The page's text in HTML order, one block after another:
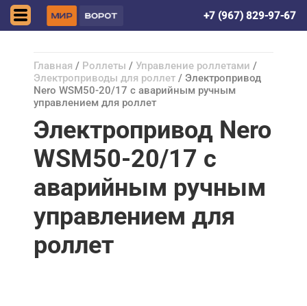
+7 (967) 829-97-67
Главная / Роллеты / Управление роллетами /
Электроприводы для роллет / Электропривод
Nero WSM50-20/17 c аварийным ручным
управлением для роллет
Электропривод Nero
WSM50-20/17 c
аварийным ручным
управлением для
роллет